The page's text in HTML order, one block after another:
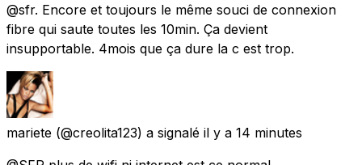
@sfr. Encore et toujours le même souci de connexion
fibre qui saute toutes les 10min. Ça devient
insupportable. 4mois que ça dure la c est trop.
mariete (@creolita123) a signalé il y a 14 minutes